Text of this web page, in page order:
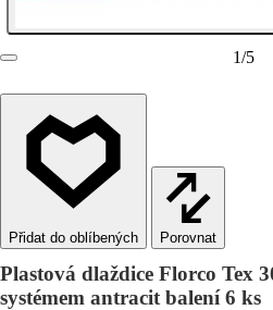
1/5
Porovnat
Plastová dlaždice Florco Tex
systémem antracit balení 6 ks